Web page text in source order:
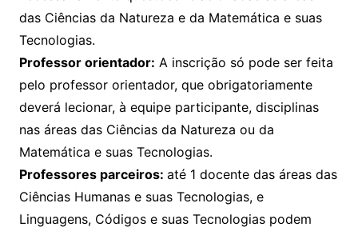
das Ciências da Natureza e da Matemática e suas
Tecnologias.
Professor orientador: A inscrição só pode ser feita
pelo professor orientador, que obrigatoriamente
deverá lecionar, à equipe participante, disciplinas
nas áreas das Ciências da Natureza ou da
Matemática e suas Tecnologias.
Professores parceiros: até 1 docente das áreas das
Ciências Humanas e suas Tecnologias, e
Linguagens, Códigos e suas Tecnologias podem